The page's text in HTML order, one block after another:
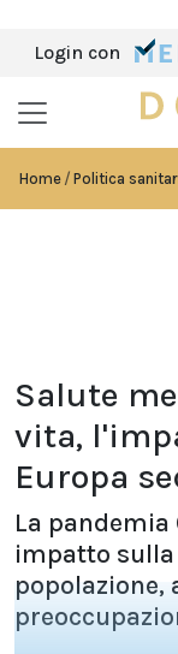
Login con
Home Politica
Salute
vita,
Europa
La pandemia
impatto
popolazione,